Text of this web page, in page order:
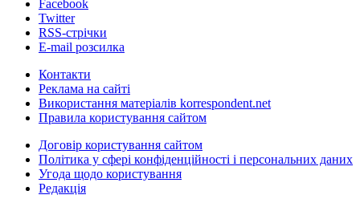
Facebook
Twitter
RSS-стрічки
E-mail розсилка
Контакти
Реклама на сайті
Використання матеріалів korrespondent.net
Правила користування сайтом
Договір користування сайтом
Політика у сфері конфіденційності і персональних даних
Угода щодо користування
Редакція